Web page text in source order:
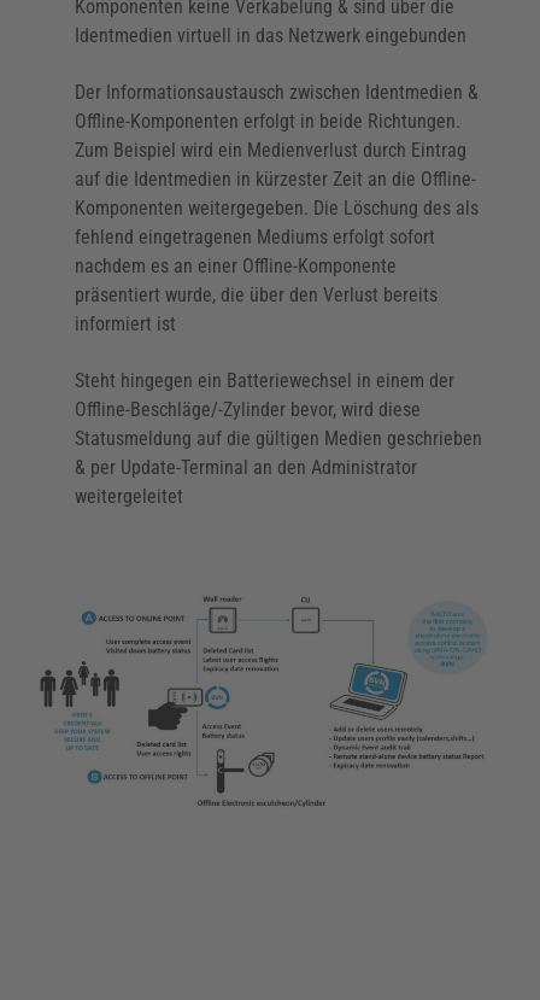
Hohe Sicherheit durch verschlüsselten Datentransfer
Löschen Sie verlorene Ausweise mit einem
Mausklick. Halten Sie die Ausweise durch die
normalen täglichen Bewegungen der Benutzer
ständig auf dem neuesten Stand
Hohe Investitionssicherheit, da das SALTO SVN
System bedarfsgerecht mitwachsen kann, bis zu
64.000 Türen, auch an mehreren Standorten,
länderunabhängig
Selbst bei einem Stromausfall funktioniert das
Zutrittssystem aufgrund der batteriebetriebenen
Beschläge & Zylinder
Komponenten keine Verkabelung & sind über die
Identmedien virtuell in das Netzwerk eingebunden
Der Informationsaustausch zwischen Identmedien &
Offline-Komponenten erfolgt in beide Richtungen.
Zum Beispiel wird ein Medienverlust durch Eintrag
auf die Identmedien in kürzester Zeit an die Offline-
Komponenten weitergegeben. Die Löschung des als
fehlend eingetragenen Mediums erfolgt sofort
nachdem es an einer Offline-Komponente
präsentiert wurde, die über den Verlust bereits
informiert ist
Steht hingegen ein Batteriewechsel in einem der
Offline-Beschläge/-Zylinder bevor, wird diese
Statusmeldung auf die gültigen Medien geschrieben
& per Update-Terminal an den Administrator
weitergeleitet